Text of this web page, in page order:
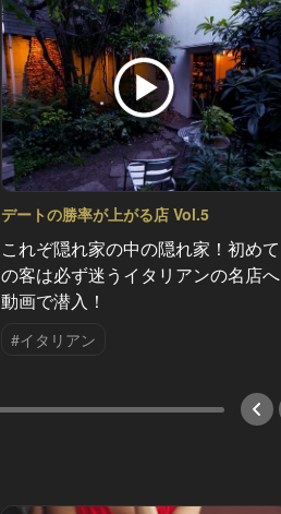
デートの勝率が上がる店 Vol.5
これぞ隠れ家の中の隠れ家！初めて
の客は必ず迷うイタリアンの名店へ
動画で潜入！
#イタリアン